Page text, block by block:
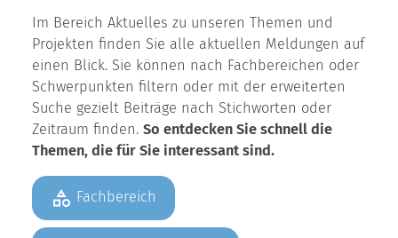
Im Bereich Aktuelles zu unseren Themen und
Projekten finden Sie alle aktuellen Meldungen auf
einen Blick. Sie können nach Fachbereichen oder
Schwerpunkten filtern oder mit der erweiterten
Suche gezielt Beiträge nach Stichworten oder
Zeitraum finden. So entdecken Sie schnell die
Themen, die für Sie interessant sind.
Fachbereich